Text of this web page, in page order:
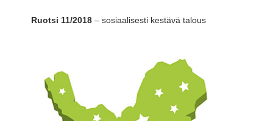
Ruotsi 11/2018 – sosiaalisesti kestävä talous